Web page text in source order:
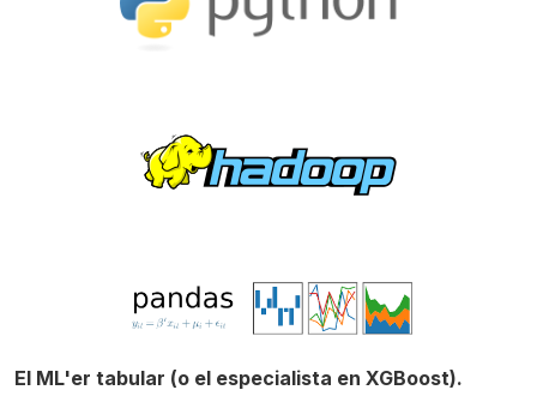
El ML'er tabular (o el especialista en XGBoost).